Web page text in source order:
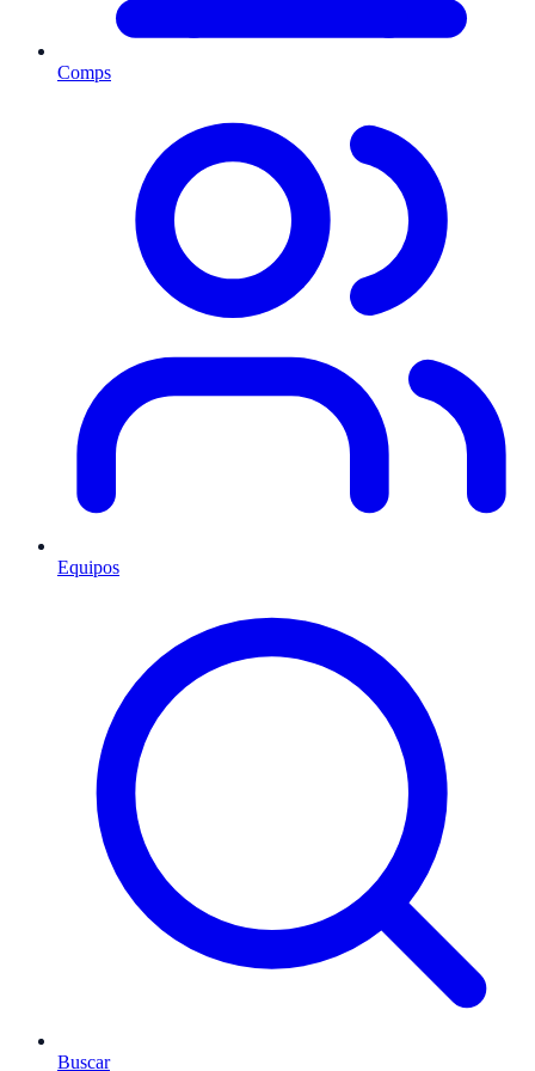
Comps
Equipos
Buscar